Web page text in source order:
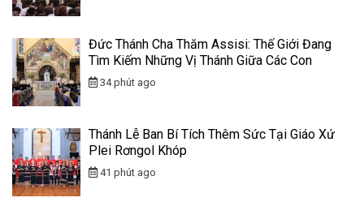
Đức Thánh Cha Thăm Assisi: Thế Giới Đang
Tìm Kiếm Những Vị Thánh Giữa Các Con
34 phút ago
Thánh Lễ Ban Bí Tích Thêm Sức Tại Giáo Xứ
Plei Rơngol Khóp
41 phút ago